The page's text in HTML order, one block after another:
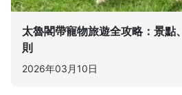
太魯閣帶寵物旅遊全攻略：景點
則
2026年03月10日